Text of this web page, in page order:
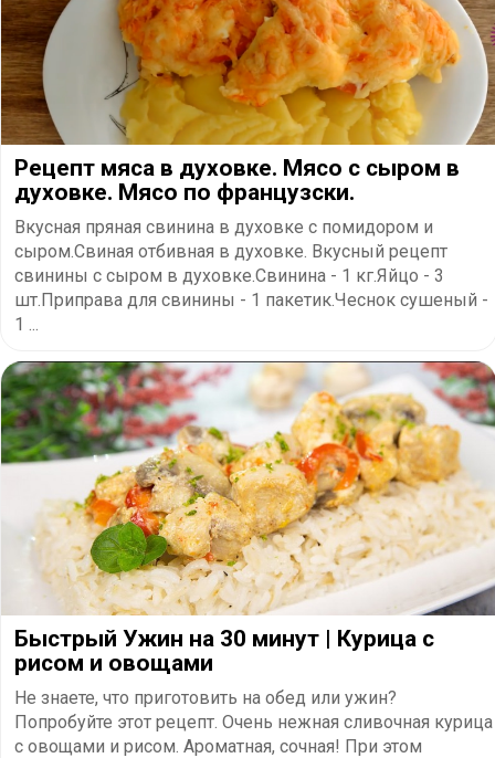
Рецепт мяса в духовке. Мясо с сыром в
духовке. Мясо по французски.
Вкусная пряная свинина в духовке с помидором и
сыром.Свиная отбивная в духовке. Вкусный рецепт
свинины с сыром в духовке.Свинина - 1 кг.Яйцо - 3
шт.Приправа для свинины - 1 пакетик.Чеснок сушеный -
1 ...
Быстрый Ужин на 30 минут | Курица с
рисом и овощами
Не знаете, что приготовить на обед или ужин?
Попробуйте этот рецепт. Очень нежная сливочная курица
с овощами и рисом. Ароматная, сочная! При этом